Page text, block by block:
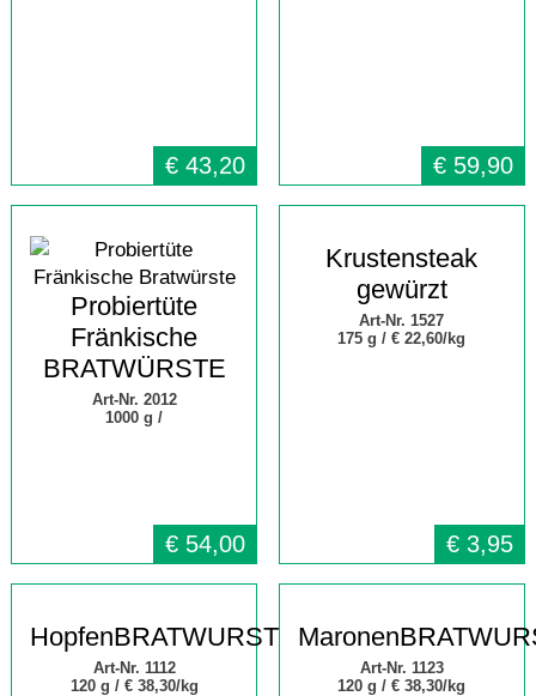
€ 43,20 € 59,90
Probiertüte
Fränkische
BRATWÜRSTE
Art-Nr. 2012
1000 g /
€ 54,00
Krustensteak
gewürzt
Art-Nr. 1527
175 g /€ 22,60/kg
€ 3,95
HopfenBRATWURST
Art-Nr. 1112
120 g / € 38,30/kg
Art-Nr. 1123
120 g /€ 38,30/kg